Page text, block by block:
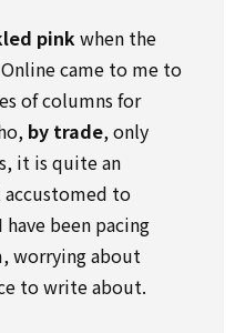
pinkwhen the
came to me to
of columns for
by trade, only
it is quite an
accustomed to
been pacing
worrying about
to write about.